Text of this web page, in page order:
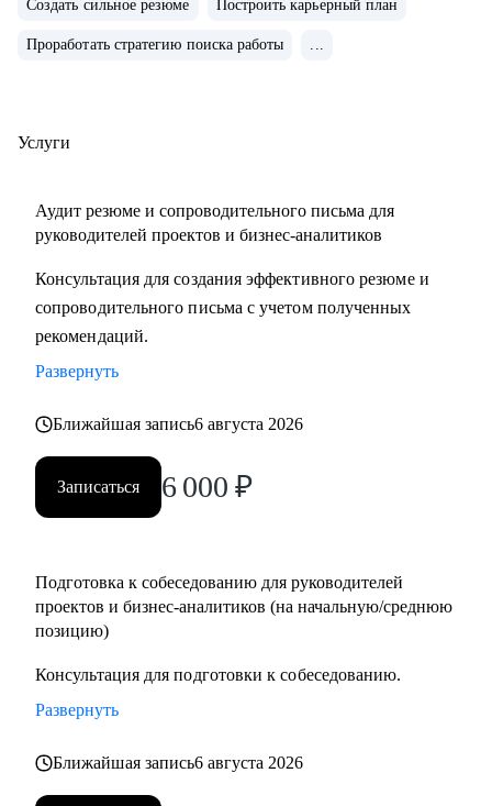
направления в Сбере.
• Выделяющееся резюме.
• Консультации при смене профиля деятельности.
• Помощь в выборе обучающих материалов.
Кому могу помочь:
• Руководителям проектов.
• Студентам и выпускникам для поиска стажировки в ИТ.
• Специалистам из других сфер, которые хотят
попробовать себя в новой специальности.
• Новичкам, кто хочет начать работу в ИТ и не знает, с чего
Создать сильное резюме Построить карьерный план
Проработать стратегию поиска работы ...
Услуги
Аудит резюме и сопроводительного письма для
руководителей проектов и бизнес-аналитиков
Консультация для создания эффективного резюме и
сопроводительного письма с учетом полученных
рекомендаций.
Развернуть
Ближайшая запись6 августа 2026
Записаться 6 000 ₽
Подготовка к собеседованию для руководителей
проектов и бизнес-аналитиков (на начальную/среднюю
позицию)
Консультация для подготовки к собеседованию.
Развернуть
Ближайшая запись6 августа 2026